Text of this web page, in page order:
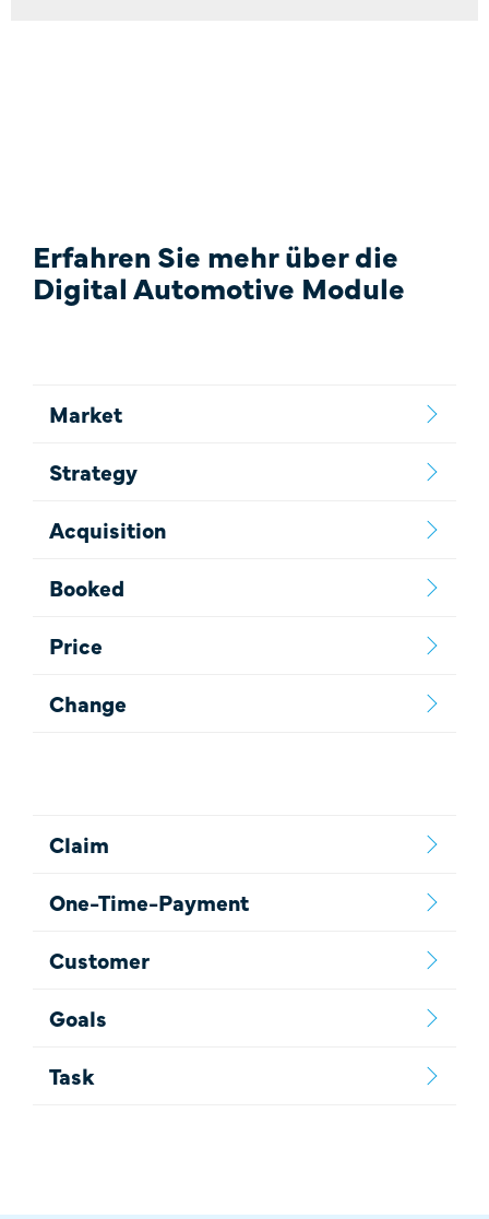
Erfahren Sie mehr über die
Digital Automotive Module
Market
Strategy
Acquisition
Booked
Price
Change
Claim
One-Time-Payment
Customer
Goals
Task